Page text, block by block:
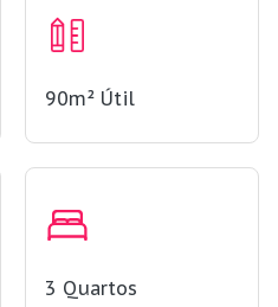
90m² Útil
3 Quartos